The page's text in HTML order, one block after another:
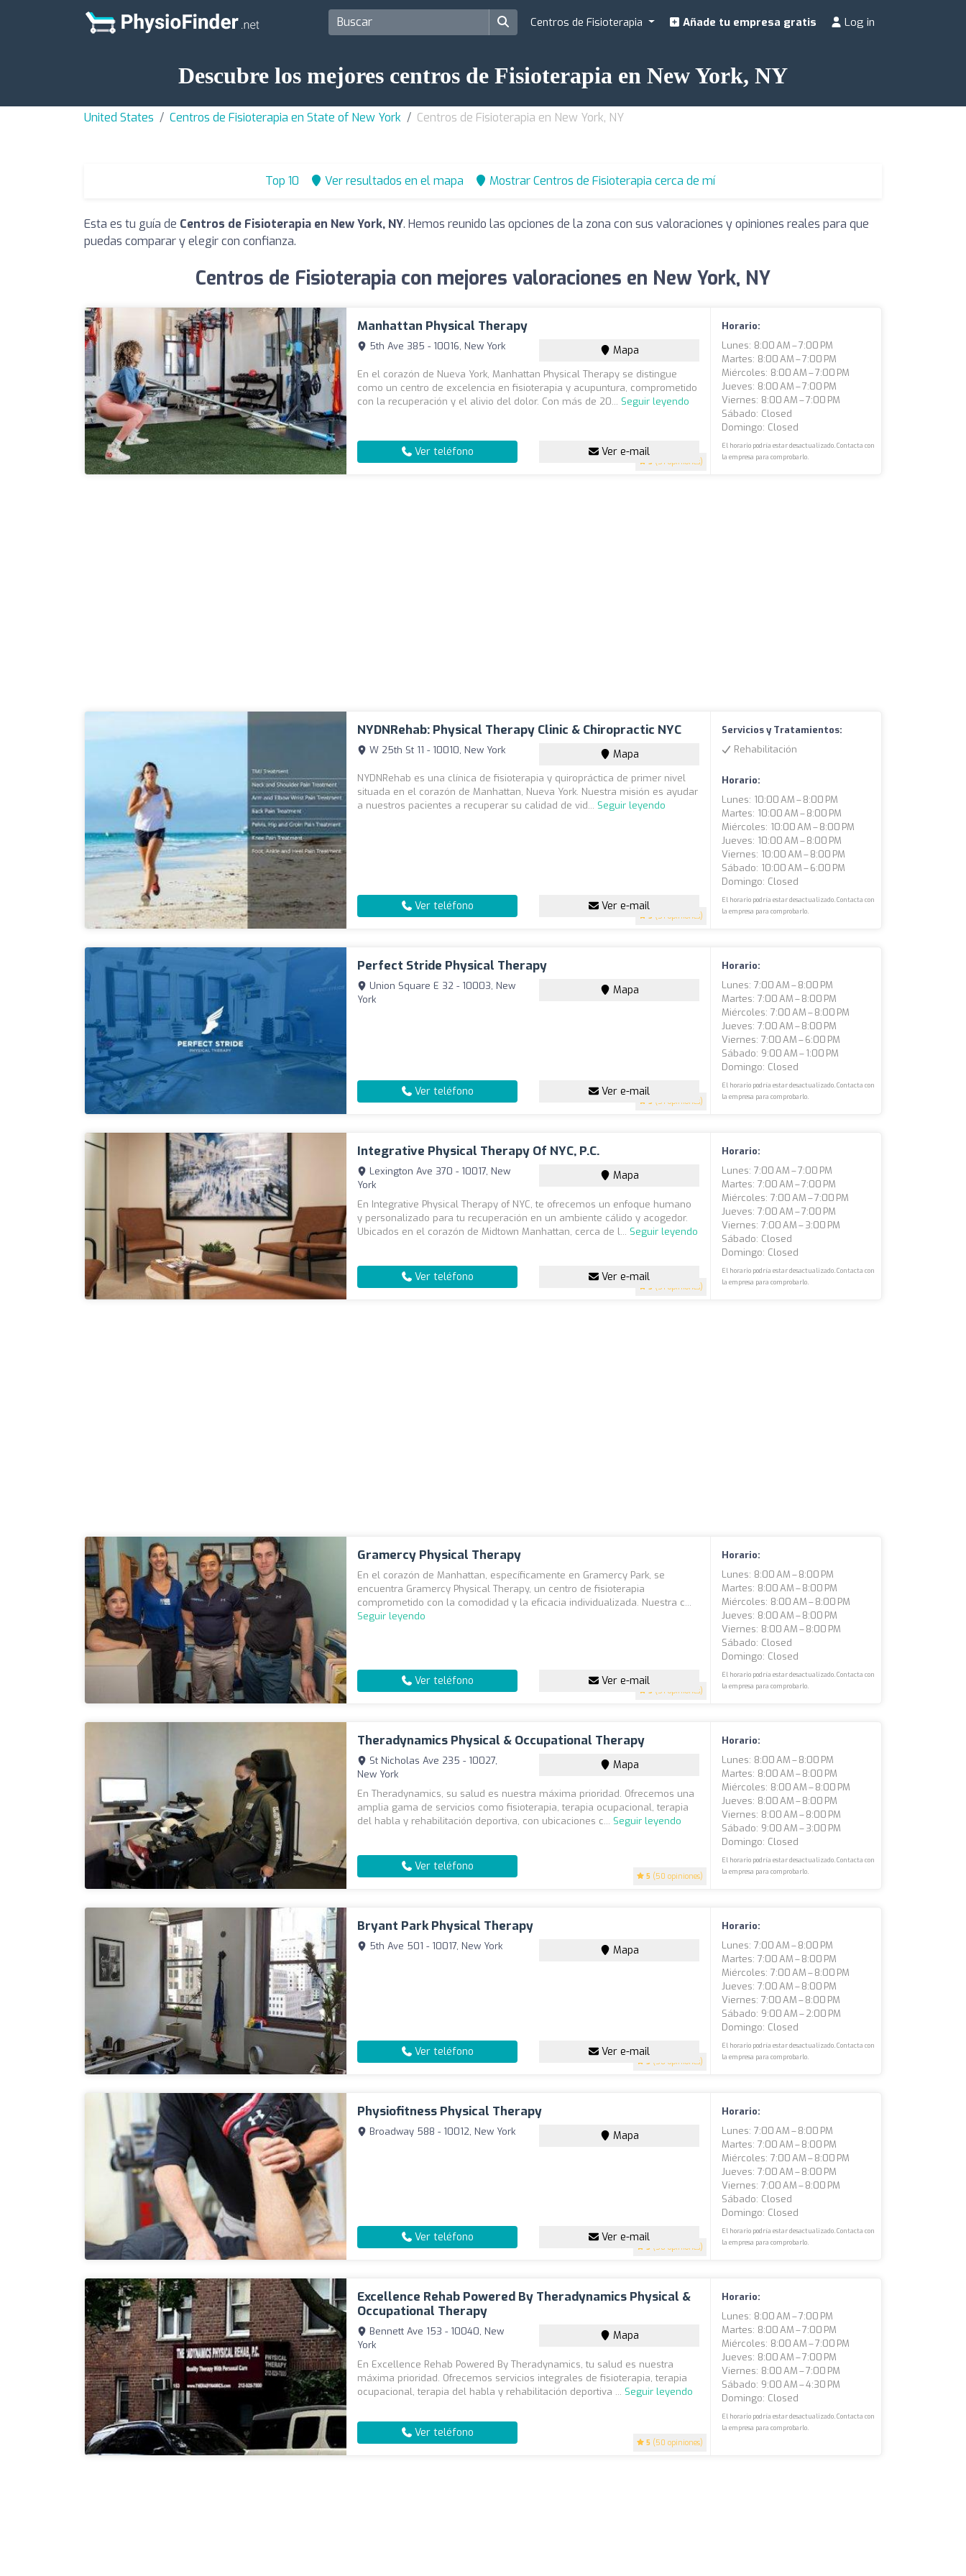
Centros de Fisioterapia Añade tu empresa gratis Log in
Descubre los mejores centros de Fisioterapia en New York, NY
United States Centros de Fisioterapia en State of New York Centros de Fisioterapia en New York, NY
Top 10 Ver resultados en el mapa Mostrar Centros de Fisioterapia cerca de mí
Esta es tu guía de Centros de Fisioterapia en New York, NY. Hemos reunido las opciones de la zona con sus valoraciones y opiniones reales para que
puedas comparar y elegir con confianza.
Centros de Fisioterapia con mejores valoraciones en New York, NY
Manhattan Physical Therapy
5 (51 opiniones)
5th Ave 385 - 10016, New York Mapa
En el corazón de Nueva York, Manhattan Physical Therapy se distingue
como un centro de excelencia en fisioterapia y acupuntura, comprometido
con la recuperación y el alivio del dolor. Con más de 20... Seguir leyendo
Ver teléfono Ver e-mail
Horario:
Lunes: 8:00 AM – 7:00 PM
Martes: 8:00 AM – 7:00 PM
Miércoles: 8:00 AM – 7:00 PM
Jueves: 8:00 AM – 7:00 PM
Viernes: 8:00 AM – 7:00 PM
Sábado: Closed
Domingo: Closed
El horario podría estar desactualizado. Contacta con
la empresa para comprobarlo.
NYDNRehab: Physical Therapy Clinic & Chiropractic NYC
5 (51 opiniones)
W 25th St 11 - 10010, New York Mapa
NYDNRehab es una clínica de fisioterapia y quiropráctica de primer nivel
situada en el corazón de Manhattan, Nueva York. Nuestra misión es ayudar
a nuestros pacientes a recuperar su calidad de vid... Seguir leyendo
Ver teléfono Ver e-mail
Servicios y Tratamientos:
Rehabilitación
Horario:
Lunes: 10:00 AM – 8:00 PM
Martes: 10:00 AM – 8:00 PM
Miércoles: 10:00 AM – 8:00 PM
Jueves: 10:00 AM – 8:00 PM
Viernes: 10:00 AM – 8:00 PM
Sábado: 10:00 AM – 6:00 PM
Domingo: Closed
El horario podría estar desactualizado. Contacta con
la empresa para comprobarlo.
Perfect Stride Physical Therapy
5 (51 opiniones)
Union Square E 32 - 10003, New
York
Mapa
Ver teléfono Ver e-mail
Horario:
Lunes: 7:00 AM – 8:00 PM
Martes: 7:00 AM – 8:00 PM
Miércoles: 7:00 AM – 8:00 PM
Jueves: 7:00 AM – 8:00 PM
Viernes: 7:00 AM – 6:00 PM
Sábado: 9:00 AM – 1:00 PM
Domingo: Closed
El horario podría estar desactualizado. Contacta con
la empresa para comprobarlo.
Integrative Physical Therapy Of NYC, P.C.
5 (51 opiniones)
Lexington Ave 370 - 10017, New
York
Mapa
En Integrative Physical Therapy of NYC, te ofrecemos un enfoque humano
y personalizado para tu recuperación en un ambiente cálido y acogedor.
Ubicados en el corazón de Midtown Manhattan, cerca de l... Seguir leyendo
Ver teléfono Ver e-mail
Horario:
Lunes: 7:00 AM – 7:00 PM
Martes: 7:00 AM – 7:00 PM
Miércoles: 7:00 AM – 7:00 PM
Jueves: 7:00 AM – 7:00 PM
Viernes: 7:00 AM – 3:00 PM
Sábado: Closed
Domingo: Closed
El horario podría estar desactualizado. Contacta con
la empresa para comprobarlo.
Gramercy Physical Therapy
5 (51 opiniones)
En el corazón de Manhattan, específicamente en Gramercy Park, se
encuentra Gramercy Physical Therapy, un centro de fisioterapia
comprometido con la comodidad y la eficacia individualizada. Nuestra c...
Seguir leyendo
Ver teléfono Ver e-mail
Horario:
Lunes: 8:00 AM – 8:00 PM
Martes: 8:00 AM – 8:00 PM
Miércoles: 8:00 AM – 8:00 PM
Jueves: 8:00 AM – 8:00 PM
Viernes: 8:00 AM – 8:00 PM
Sábado: Closed
Domingo: Closed
El horario podría estar desactualizado. Contacta con
la empresa para comprobarlo.
Theradynamics Physical & Occupational Therapy
5 (50 opiniones)
St Nicholas Ave 235 - 10027,
New York
Mapa
En Theradynamics, su salud es nuestra máxima prioridad. Ofrecemos una
amplia gama de servicios como fisioterapia, terapia ocupacional, terapia
del habla y rehabilitación deportiva, con ubicaciones c... Seguir leyendo
Ver teléfono
Horario:
Lunes: 8:00 AM – 8:00 PM
Martes: 8:00 AM – 8:00 PM
Miércoles: 8:00 AM – 8:00 PM
Jueves: 8:00 AM – 8:00 PM
Viernes: 8:00 AM – 8:00 PM
Sábado: 9:00 AM – 3:00 PM
Domingo: Closed
El horario podría estar desactualizado. Contacta con
la empresa para comprobarlo.
Bryant Park Physical Therapy
5 (50 opiniones)
5th Ave 501 - 10017, New York Mapa
Ver teléfono Ver e-mail
Horario:
Lunes: 7:00 AM – 8:00 PM
Martes: 7:00 AM – 8:00 PM
Miércoles: 7:00 AM – 8:00 PM
Jueves: 7:00 AM – 8:00 PM
Viernes: 7:00 AM – 8:00 PM
Sábado: 9:00 AM – 2:00 PM
Domingo: Closed
El horario podría estar desactualizado. Contacta con
la empresa para comprobarlo.
Physiofitness Physical Therapy
5 (50 opiniones)
Broadway 588 - 10012, New York Mapa
Ver teléfono Ver e-mail
Horario:
Lunes: 7:00 AM – 8:00 PM
Martes: 7:00 AM – 8:00 PM
Miércoles: 7:00 AM – 8:00 PM
Jueves: 7:00 AM – 8:00 PM
Viernes: 7:00 AM – 8:00 PM
Sábado: Closed
Domingo: Closed
El horario podría estar desactualizado. Contacta con
la empresa para comprobarlo.
Excellence Rehab Powered By Theradynamics Physical &
Occupational Therapy
5 (50 opiniones)
Bennett Ave 153 - 10040, New
York
Mapa
En Excellence Rehab Powered By Theradynamics, tu salud es nuestra
máxima prioridad. Ofrecemos servicios integrales de fisioterapia, terapia
ocupacional, terapia del habla y rehabilitación deportiva ... Seguir leyendo
Ver teléfono
Horario:
Lunes: 8:00 AM – 7:00 PM
Martes: 8:00 AM – 7:00 PM
Miércoles: 8:00 AM – 7:00 PM
Jueves: 8:00 AM – 7:00 PM
Viernes: 8:00 AM – 7:00 PM
Sábado: 9:00 AM – 4:30 PM
Domingo: Closed
El horario podría estar desactualizado. Contacta con
la empresa para comprobarlo.